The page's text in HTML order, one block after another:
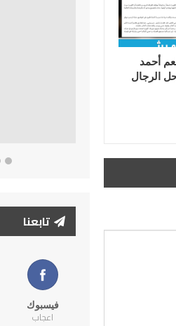
أحمد
الرجال
تابعنا
فيسبوك
اعجاب